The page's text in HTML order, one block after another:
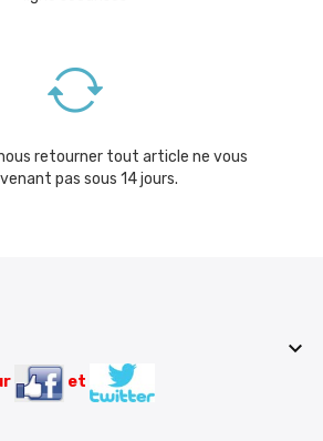
retourner tout article ne vous
pas sous 14 jours.

et